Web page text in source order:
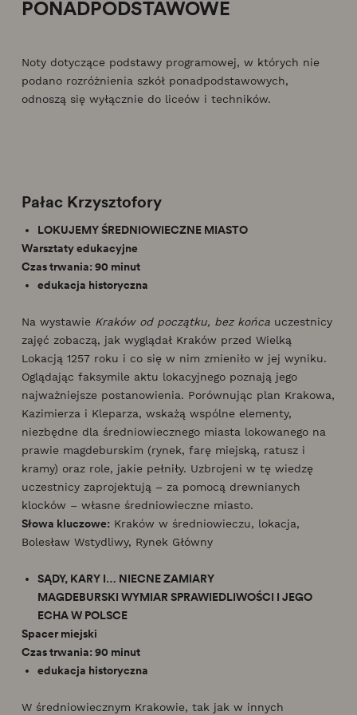
PONADPODSTAWOWE
Noty dotyczące podstawy programowej, w których nie
podano rozróżnienia szkół ponadpodstawowych,
odnoszą się wyłącznie do liceów i techników.
Pałac Krzysztofory
LOKUJEMY ŚREDNIOWIECZNE MIASTO
Warsztaty edukacyjne
Czas trwania: 90 minut
edukacja historyczna
Na wystawie Kraków od początku, bez końca uczestnicy
zajęć zobaczą, jak wyglądał Kraków przed Wielką
Lokacją 1257 roku i co się w nim zmieniło w jej wyniku.
Oglądając faksymile aktu lokacyjnego poznają jego
najważniejsze postanowienia. Porównując plan Krakowa,
Kazimierza i Kleparza, wskażą wspólne elementy,
niezbędne dla średniowiecznego miasta lokowanego na
prawie magdeburskim (rynek, farę miejską, ratusz i
kramy) oraz role, jakie pełniły. Uzbrojeni w tę wiedzę
uczestnicy zaprojektują – za pomocą drewnianych
klocków – własne średniowieczne miasto.
Słowa kluczowe: Kraków w średniowieczu, lokacja,
Bolesław Wstydliwy, Rynek Główny
SĄDY, KARY I… NIECNE ZAMIARY
MAGDEBURSKI WYMIAR SPRAWIEDLIWOŚCI I JEGO
ECHA W POLSCE
Spacer miejski
Czas trwania: 90 minut
edukacja historyczna
W średniowiecznym Krakowie, tak jak w innych